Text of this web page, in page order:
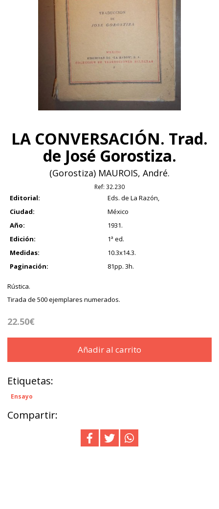
LA CONVERSACIÓN. Trad.
de José Gorostiza.
(Gorostiza) MAUROIS, André.
Ref: 32.230
Editorial:
Eds. de La Razón,
Ciudad:
México
Año:
1931.
Edición:
1ª ed.
Medidas:
10.3x14.3.
Paginación:
81pp. 3h.
Rústica.
Tirada de 500 ejemplares numerados.
22.50€
Añadir al carrito
Etiquetas:
Ensayo
Compartir: